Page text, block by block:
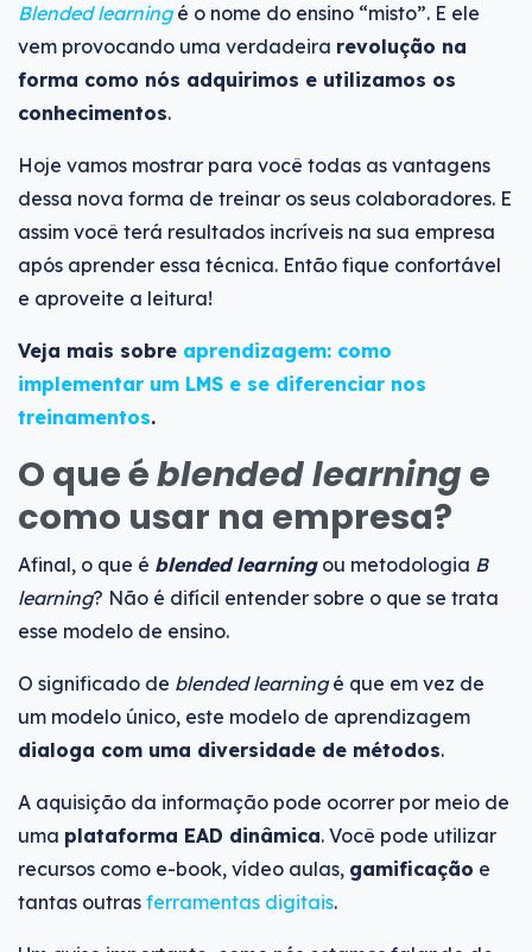
Blended learningé o nome do ensino “misto”. E ele
vem provocando uma verdadeira revolução na
forma como nós adquirimos e utilizamos os
conhecimentos.
Hoje vamos mostrar para você todas as vantagens
dessa nova forma de treinar os seus colaboradores. E
assim você terá resultados incríveis na sua empresa
após aprender essa técnica. Então fique confortável
e aproveite a leitura!
Veja mais sobre aprendizagem: como
implementar um LMS e se diferenciar nos
treinamentos.
O que éblended learning e
como usar na empresa?
Afinal, o que é blended learningou metodologia B
learning? Não é difícil entender sobre o que se trata
esse modelo de ensino.
O significado de blended learningé que em vez de
um modelo único, este modelo de aprendizagem
dialoga com uma diversidade de métodos.
A aquisição da informação pode ocorrer por meio de
uma plataforma EAD dinâmica. Você pode utilizar
recursos como e-book, vídeo aulas, gamificação e
tantas outras ferramentas digitais.